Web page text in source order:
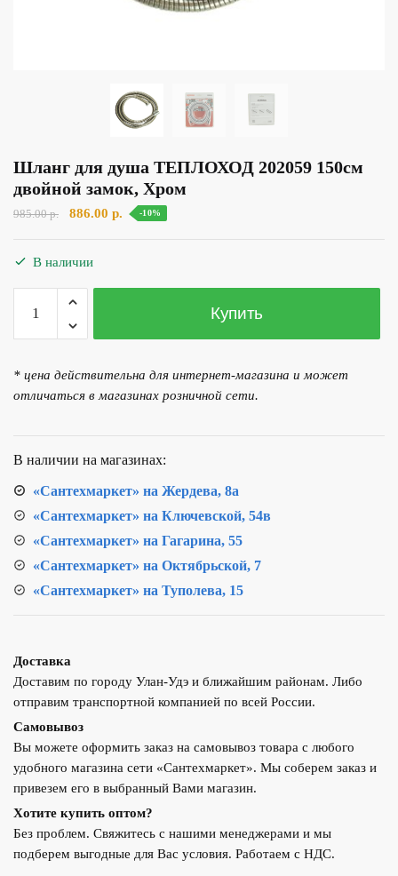
Шланг для душа ТЕПЛОХОД 202059 150см
двойной замок, Хром
985.00р.
Первоначальная
886.00 р. Текущая
-10%
В наличии
Количество
товара
Шланг
душа
ТЕПЛОХОД
двойной
замок,
Хром
Купить
* цена действительна для интернет-магазина и может
отличаться в магазинах розничной сети.
В наличии на магазинах:
«Сантехмаркет» на Жердева, 8а
«Сантехмаркет» на Ключевской, 54в
«Сантехмаркет» на Гагарина, 55
«Сантехмаркет» на Октябрьской, 7
«Сантехмаркет» на Туполева, 15
Доставка
Доставим по городу Улан-Удэ и ближайшим районам. Либо
отправим транспортной компанией по всей России.
Самовывоз
Вы можете оформить заказ на самовывоз товара с любого
удобного магазина сети «Сантехмаркет». Мы соберем заказ и
привезем его в выбранный Вами магазин.
Хотите купить оптом?
Без проблем. Свяжитесь с нашими менеджерами и мы
подберем выгодные для Вас условия. Работаем с НДС.